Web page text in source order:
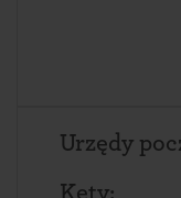
Urzędy
Kęty: